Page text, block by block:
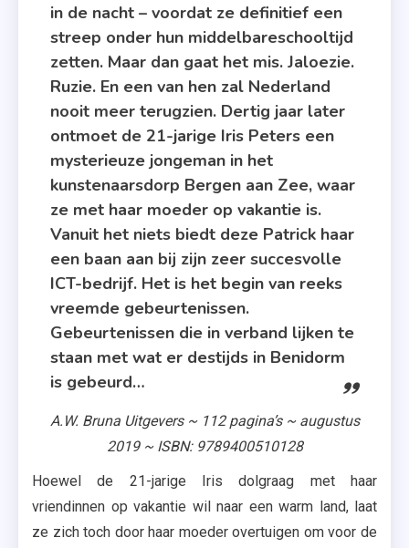
in de nacht – voordat ze definitief een
streep onder hun middelbareschooltijd
zetten. Maar dan gaat het mis. Jaloezie.
Ruzie. En een van hen zal Nederland
nooit meer terugzien. Dertig jaar later
ontmoet de 21-jarige Iris Peters een
mysterieuze jongeman in het
kunstenaarsdorp Bergen aan Zee, waar
ze met haar moeder op vakantie is.
Vanuit het niets biedt deze Patrick haar
een baan aan bij zijn zeer succesvolle
ICT-bedrijf. Het is het begin van reeks
vreemde gebeurtenissen.
Gebeurtenissen die in verband lijken te
staan met wat er destijds in Benidorm
is gebeurd…
A.W. Bruna Uitgevers ~ 112 pagina’s ~ augustus
2019 ~ ISBN: 9789400510128
Hoewel de 21-jarige Iris dolgraag met haar
vriendinnen op vakantie wil naar een warm land, laat
ze zich toch door haar moeder overtuigen om voor de